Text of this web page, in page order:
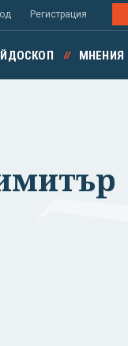
Регистрация
МНЕНИЯ